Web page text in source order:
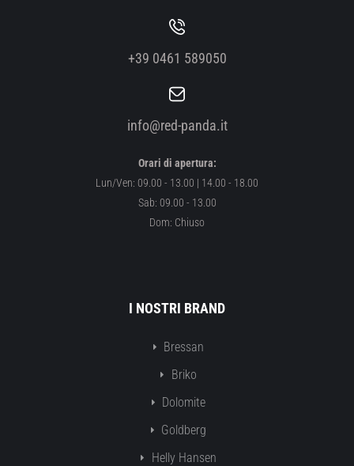
+39 0461 589050
info@red-panda.it
Orari di apertura:
Lun/Ven: 09.00 - 13.00 | 14.00 - 18.00
Sab: 09.00 - 13.00
Dom: Chiuso
I NOSTRI BRAND
Bressan
Briko
Dolomite
Goldberg
Helly Hansen